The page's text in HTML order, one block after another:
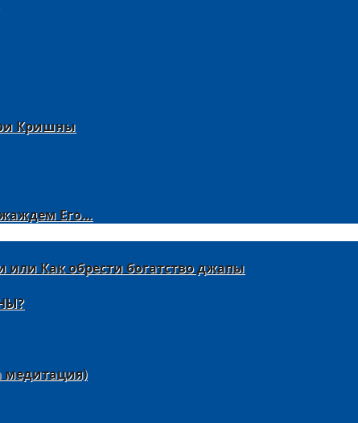
Кришны
Его…
или Как обрести богатство джапы
медитация)